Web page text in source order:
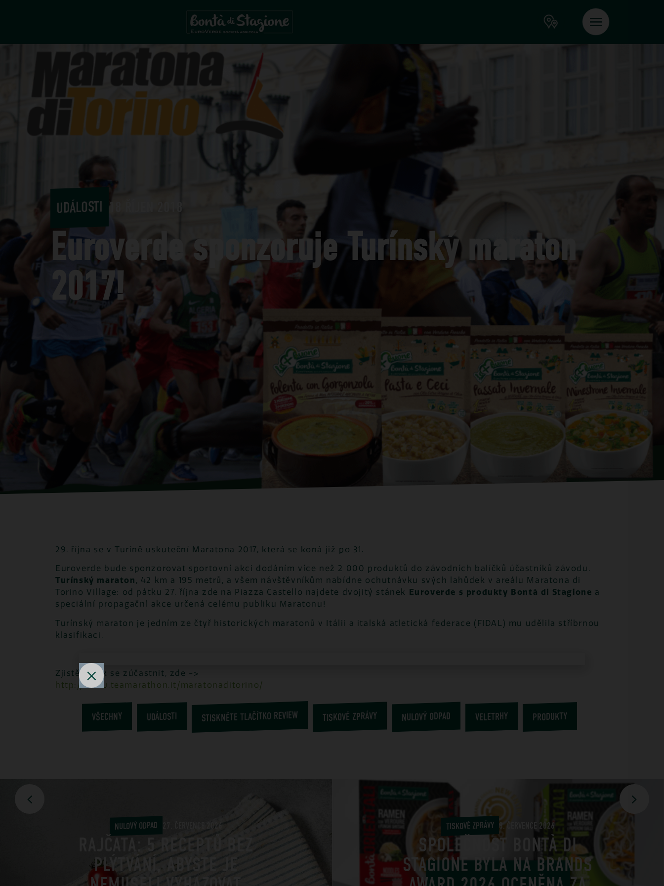
UDÁLOSTI 18 ŘÍJEN 2018
Euroverde sponzoruje Turínský maraton
2017!
29. října se v Turíně uskuteční Maratona 2017, která se koná již po 31.
Euroverde bude sponzorovat sportovní akci dodáním více než 2 000 produktů do závodních balíčků účastníků závodu.
Turínský maraton , 42 km a 195 metrů, a všem návštěvníkům nabídne ochutnávku svých lahůdek v areálu Maratona di
Torino Village: od pátku 27. října zde na Piazza Castello najdete dvojitý stánek
Euroverde s produkty Bontà di Stagione a
speciální propagační akce určená celému publiku Maratonu!
Turínský maraton je jedním ze čtyř historických maratonů v Itálii a italská atletická federace (FIDAL) mu udělila stříbrnou
klasifikaci.
Zjistěte, jak se zúčastnit, zde ->
http://www.teamarathon.it/maratonaditorino/
VŠECHNY UDÁLOSTI STISKNĚTE TLAČÍTKO REVIEW TISKOVÉ ZPRÁVY NULOVÝ ODPAD VELETRHY PRODUKTY
NULOVÝ ODPAD 27. ČERVENCE 2026
RAJČATA: 5 RECEPTŮ BEZ
PLÝTVÁNÍ, ABYSTE JE
TISKOVÉ ZPRÁVY 8. ČERVENCE 2026
SPOLEČNOST BONTÀ DI
STAGIONE BYLA NA BRANDS